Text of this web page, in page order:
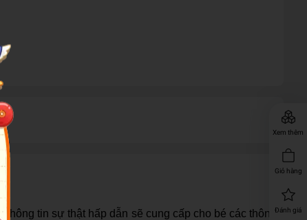
Xem thêm
Giỏ hàng
Đánh giá
tin sự thật hấp dẫn sẽ cung cấp cho bé các thông